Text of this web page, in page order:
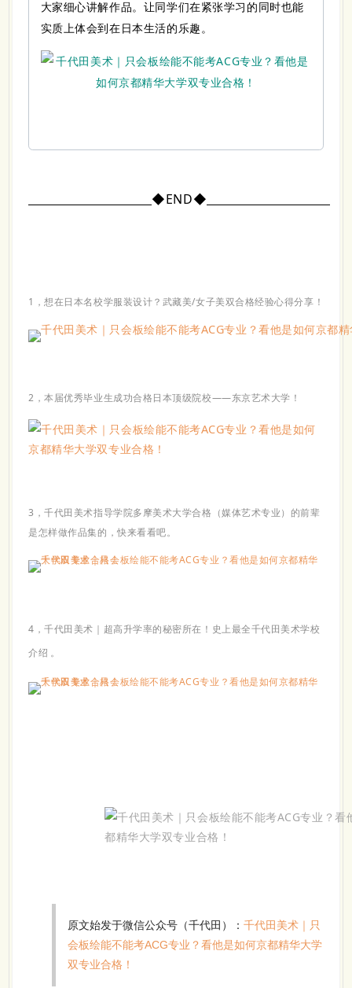
大家细心讲解作品。让同学们在紧张学习的同时也能
实质上体会到在日本生活的乐趣。
◆END◆
1，想在日本名校学服装设计？武藏美/女子美双合格经验心得分享！
2，本届优秀毕业生成功合格日本顶级院校——东京艺术大学！
3，千代田美术指导学院多摩美术大学合格（媒体艺术专业）的前辈
是怎样做作品集的，快来看看吧。
4，千代田美术｜超高升学率的秘密所在！史上最全千代田美术学校
介绍 。
原文始发于微信公众号（千代田）：千代田美术｜只
会板绘能不能考ACG专业？看他是如何京都精华大学
双专业合格！